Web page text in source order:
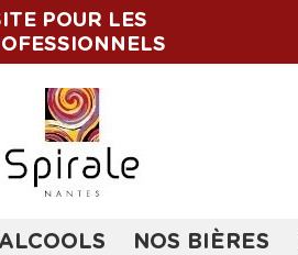
POUR LES
NOS BIÈRES